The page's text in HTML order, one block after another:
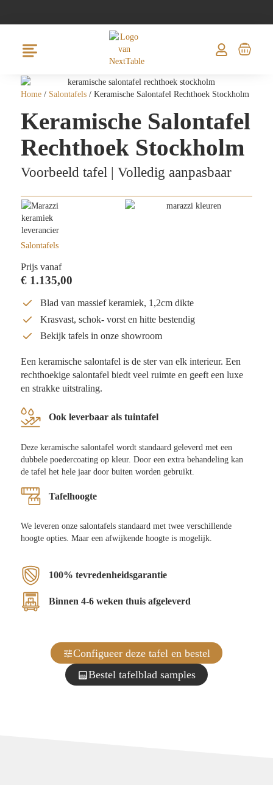
Home/ Salontafels/ Keramische Salontafel Rechthoek Stockholm
Keramische Salontafel
Rechthoek Stockholm
Voorbeeld tafel | Volledig aanpasbaar
Salontafels
Prijs vanaf
€1.135,00
Blad van massief keramiek, 1,2cm dikte
Krasvast, schok- vorst en hitte bestendig
Bekijk tafels in onze showroom
Een keramische salontafel is de ster van elk interieur. Een
rechthoekige salontafel biedt veel ruimte en geeft een luxe
en strakke uitstraling.
100% tevredenheidsgarantie
Binnen 4-6 weken thuis afgeleverd
Ook leverbaar als tuintafel
Deze keramische salontafel wordt standaard geleverd met een
dubbele poedercoating op kleur. Door een extra behandeling kan
de tafel het hele jaar door buiten worden gebruikt.
Tafelhoogte
We leveren onze salontafels standaard met twee verschillende
hoogte opties. Maar een afwijkende hoogte is mogelijk.
Configueer deze tafel en bestel
Bestel tafelblad samples